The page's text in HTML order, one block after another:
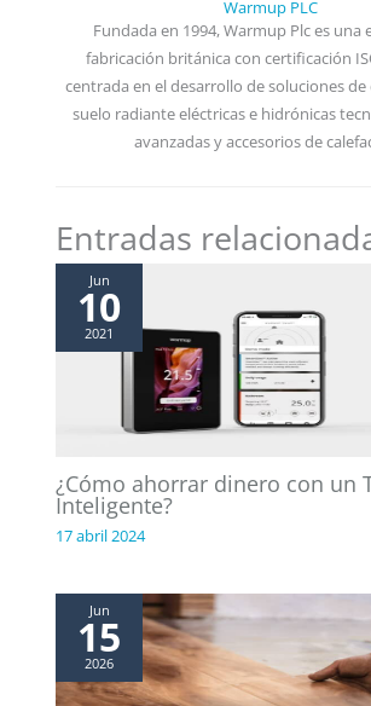
Warmup PLC
Fundada en 1994, Warmup Plc es una
fabricación británica con certificación
centrada en el desarrollo de soluciones de
suelo radiante eléctricas e hidrónicas
avanzadas y accesorios de
Entradas
Jun
10
2021
¿Cómo ahorrar dinero con un
Inteligente?
17 abril 2024
Jun
15
2026